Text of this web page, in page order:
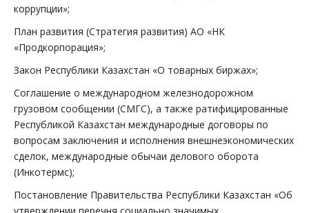
коррупции»;
План развития (Стратегия развития) АО «НК
«Продкорпорация»;
Закон Республики Казахстан «О товарных биржах»;
Соглашение о международном железнодорожном
грузовом сообщении (СМГС), а также ратифицированные
Республикой Казахстан международные договоры по
вопросам заключения и исполнения внешнеэкономических
сделок, международные обычаи делового оборота
(Инкотермс);
Постановление Правительства Республики Казахстан «Об